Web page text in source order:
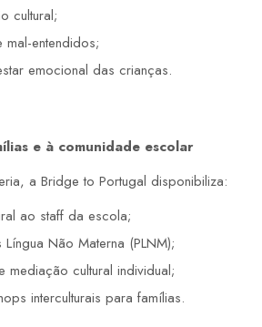
cultural;
entendidos;
emocional das crianças.
e à comunidade escolar
a Bridge to Portugal disponibiliza:
ao staff da escola;
Não Materna (PLNM);
mediação cultural individual;
interculturais para famílias.